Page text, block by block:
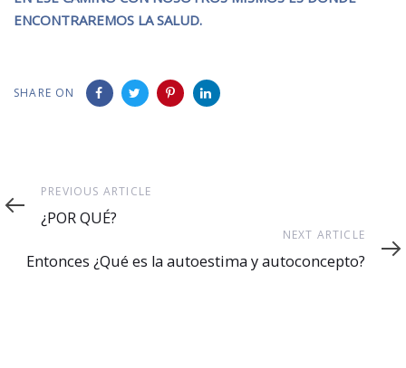
ENCONTRAREMOS LA SALUD.
SHARE ON
Previous
Article
PREVIOUS ARTICLE
¿POR QUÉ?
Article
NEXT ARTICLE
Entonces ¿Qué es la autoestima y autoconcepto?